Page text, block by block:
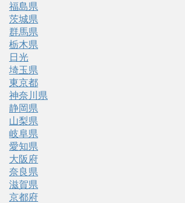
福島県
茨城県
群馬県
栃木県
日光
埼玉県
東京都
神奈川県
静岡県
山梨県
岐阜県
愛知県
大阪府
奈良県
滋賀県
京都府